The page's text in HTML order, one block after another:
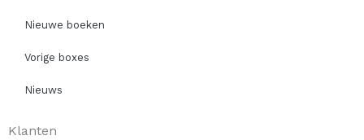
Nieuwe boeken
Vorige boxes
Nieuws
Klanten